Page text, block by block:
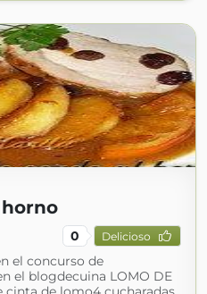
0 Delicioso
el concurso de
el blogdecuina LOMO DE